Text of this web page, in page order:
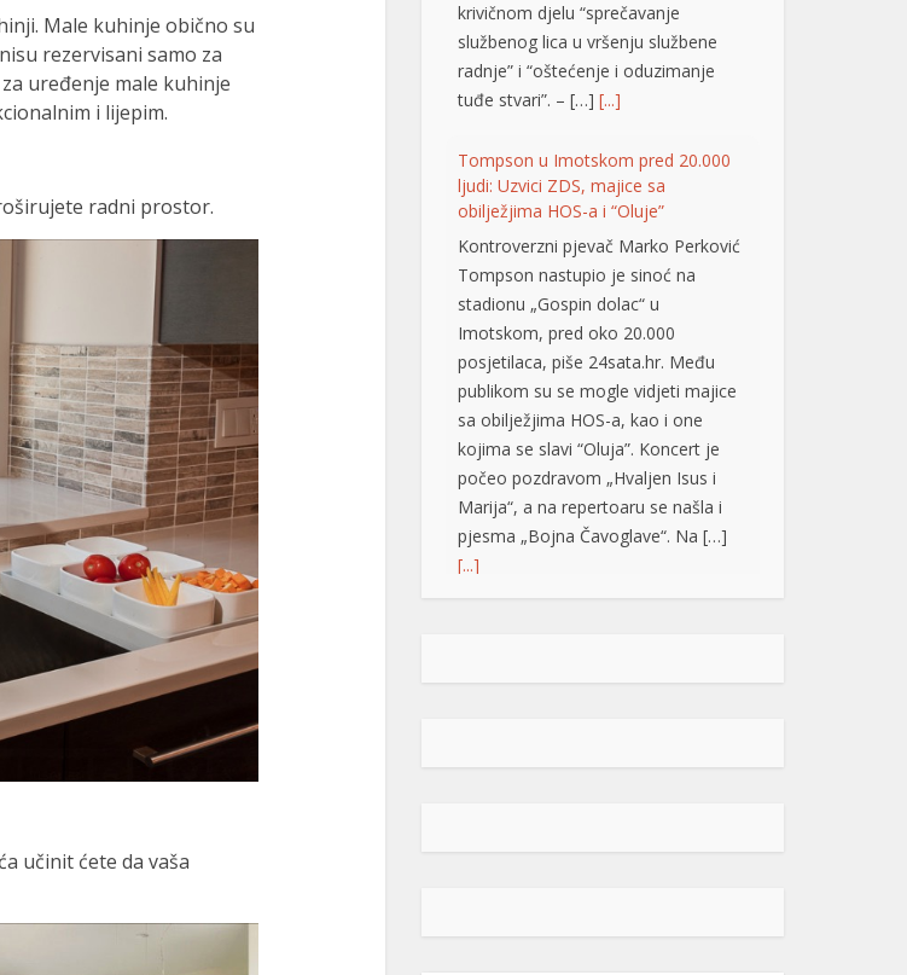
Male kuhinje obično su
rezervisani samo za
uređenje male kuhinje
i lijepim.
radni prostor.
učinit ćete da vaša
krivičnom djelu “sprečavanje
službenog lica u vršenju službene
radnje” i “oštećenje i oduzimanje
tuđe stvari”. – […] [...]
Tompson u Imotskom pred 20.000
ljudi: Uzvici ZDS, majice sa
obilježjima HOS-a i “Oluje”
Kontroverzni pjevač Marko Perković
Tompson nastupio je sinoć na
stadionu „Gospin dolac“ u
Imotskom, pred oko 20.000
posjetilaca, piše 24sata.hr. Među
publikom su se mogle vidjeti majice
sa obilježjima HOS-a, kao i one
kojima se slavi “Oluja”. Koncert je
počeo pozdravom „Hvaljen Isus i
Marija“, a na repertoaru se našla i
pjesma „Bojna Čavoglave“. Na […]
[...]
odvija redovno, a na graničnim
oba smjera na prelazima Zupci i
graničnim prelazima Izačić, Velika